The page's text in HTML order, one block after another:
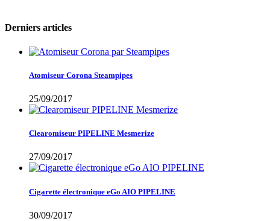
Derniers articles
Atomiseur Corona Steampipes
25/09/2017
Clearomiseur PIPELINE Mesmerize
27/09/2017
Cigarette électronique eGo AIO PIPELINE
30/09/2017